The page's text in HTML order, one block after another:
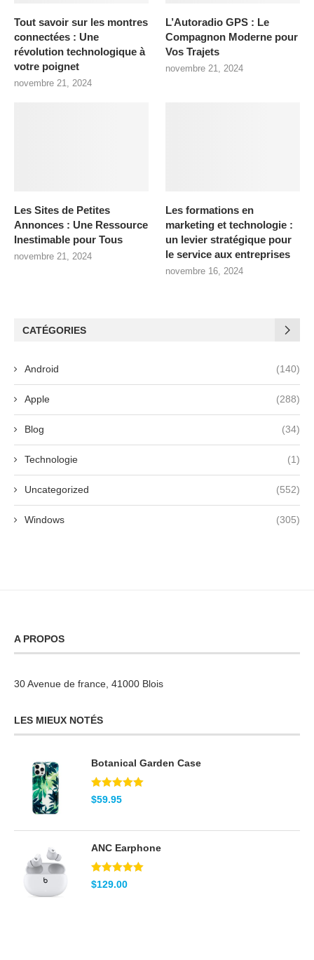
Tout savoir sur les montres
connectées : Une
révolution technologique à
votre poignet
novembre 21, 2024
L’Autoradio GPS : Le
Compagnon Moderne pour
Vos Trajets
novembre 21, 2024
Les Sites de Petites
Annonces : Une Ressource
Inestimable pour Tous
novembre 21, 2024
Les formations en
marketing et technologie :
un levier stratégique pour
le service aux entreprises
novembre 16, 2024
CATÉGORIES
Android (140)
Apple (288)
Blog (34)
Technologie (1)
Uncategorized (552)
Windows (305)
A PROPOS
30 Avenue de france, 41000 Blois
LES MIEUX NOTÉS
Botanical Garden Case
Note5.00
sur 5
$59.95
ANC Earphone
Note5.00
sur 5
$129.00